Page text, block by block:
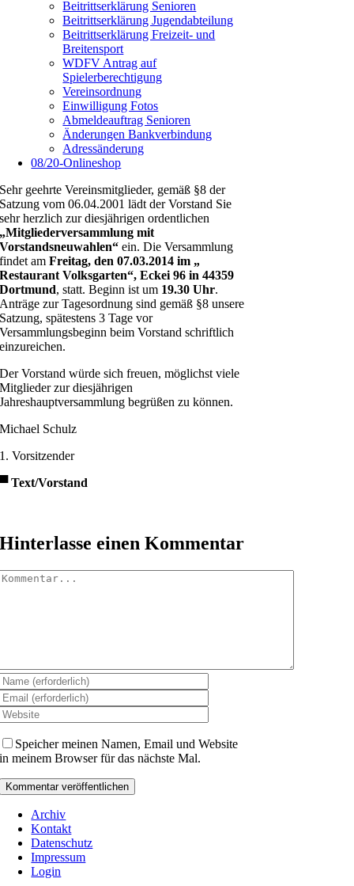
Beitrittserklärung Senioren
Beitrittserklärung Jugendabteilung
Beitrittserklärung Freizeit- und
Breitensport
WDFV Antrag auf
Spielerberechtigung
Vereinsordnung
Einwilligung Fotos
Abmeldeauftrag Senioren
Änderungen Bankverbindung
Adressänderung
08/20-Onlineshop
Sehr geehrte Vereinsmitglieder, gemäß §8 der
Satzung vom 06.04.2001 lädt der Vorstand Sie
sehr herzlich zur diesjährigen ordentlichen
„Mitgliederversammlung mit
Vorstandsneuwahlen“ ein. Die Versammlung
findet am Freitag, den 07.03.2014 im „
Restaurant Volksgarten“, Eckei 96 in 44359
Dortmund, statt. Beginn ist um 19.30 Uhr.
Anträge zur Tagesordnung sind gemäß §8 unsere
Satzung, spätestens 3 Tage vor
Versammlungsbeginn beim Vorstand schriftlich
einzureichen.
Der Vorstand würde sich freuen, möglichst viele
Mitglieder zur diesjährigen
Jahreshauptversammlung begrüßen zu können.
Michael Schulz
1. Vorsitzender
▀Text/Vorstand
Hinterlasse einen Kommentar
Speicher meinen Namen, Email und Website
in meinem Browser für das nächste Mal.
Archiv
Kontakt
Datenschutz
Impressum
Login